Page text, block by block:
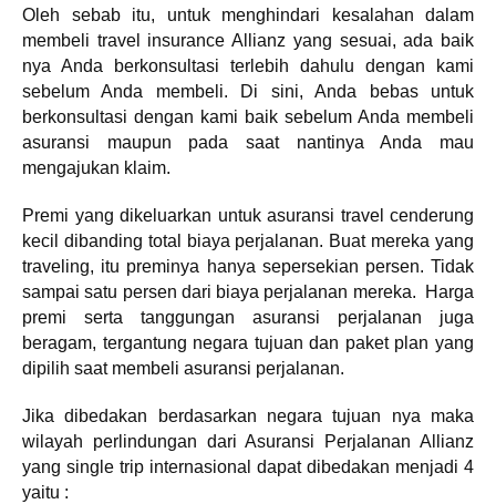
Oleh sebab itu, untuk menghindari kesalahan dalam
membeli travel insurance Allianz yang sesuai, ada baik
nya Anda berkonsultasi terlebih dahulu dengan kami
sebelum Anda membeli. Di sini, Anda bebas untuk
berkonsultasi dengan kami baik sebelum Anda membeli
asuransi maupun pada saat nantinya Anda mau
mengajukan klaim.
Premi yang dikeluarkan untuk asuransi travel cenderung
kecil dibanding total biaya perjalanan. Buat mereka yang
traveling, itu preminya hanya sepersekian persen. Tidak
sampai satu persen dari biaya perjalanan mereka. Harga
premi serta tanggungan asuransi perjalanan juga
beragam, tergantung negara tujuan dan paket plan yang
dipilih saat membeli asuransi perjalanan.
Jika dibedakan berdasarkan negara tujuan nya maka
wilayah perlindungan dari Asuransi Perjalanan Allianz
yang single trip internasional dapat dibedakan menjadi 4
yaitu :